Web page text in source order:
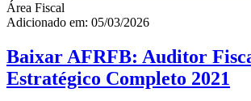
Área Fiscal
Adicionado em: 05/03/2026
Baixar AFRFB: Auditor
Estratégico Completo 2021